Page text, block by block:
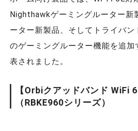
Nighthawkゲーミングルーター新
ーター新製品、そしてトライバ
のゲーミングルーター機能を追加
表されました。
【Orbiクアッドバンド WiFi
（RBKE960シリーズ）